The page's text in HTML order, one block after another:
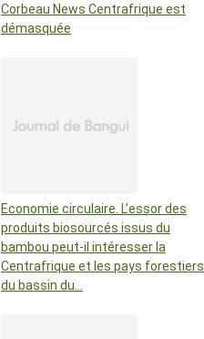
Corbeau News Centrafrique est
démasquée
Economie circulaire. L’essor des
produits biosourcés issus du
bambou peut-il intéresser la
Centrafrique et les pays forestiers
du bassin du…